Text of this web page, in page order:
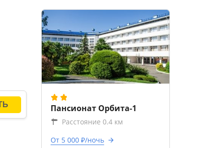
Пансионат Орбита-1
Расстояние 0.4 км
От 5 000 ₽/ночь